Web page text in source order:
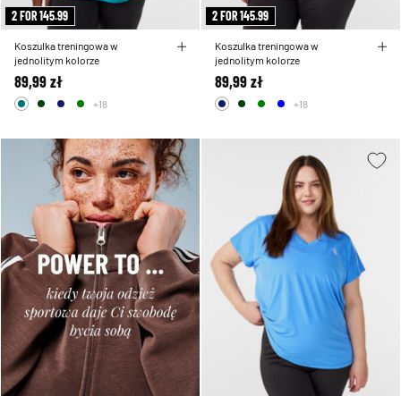
2 FOR 145.99
Koszulka treningowa w
jednolitym kolorze
89,99 zł
+18
2 FOR 145.99
Koszulka treningowa w
jednolitym kolorze
89,99 zł
+18